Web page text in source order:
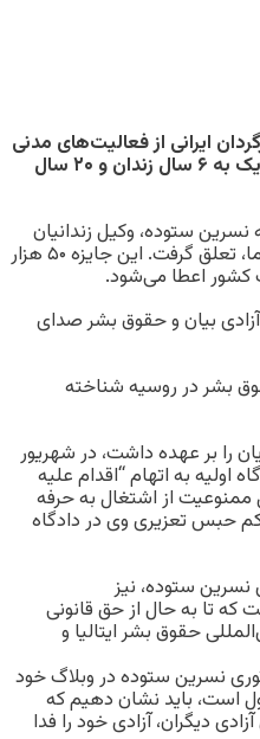
ایرانی از فعالیت‌های مدنی
و حقوق بشری آنها تجلیل کرد. نسرین ستوده و جعفر پناهی هر یک به ۶ سال زندان و ۲۰ سال
از دويچه وله، جایزه حقوق بشر اتحادیه اروپا در سال ۲۰۱۲ به نسرین ستوده، وکیل زندانیان
سیاسی و فعال حقوق کودکان و زنان، و جعفر پناهی، کارگردان سینما، تعلق گرفت. این جایزه ۵۰ هزار
کشور اعطا می‌شود.
بیان و حقوق بشر صدای
بشر در روسیه شناخته
را بر عهده داشت، در شهریور
اولیه به اتهام “اقدام علیه
“تبلیغ علیه نظام” به ۱۱ سال حبس تعزیری و ۲۰ سال ممنوعیت از اشتغال به حرفه
حکم حبس تعزیری وی در دادگاه
ستوده، و مهراوه خندان، دختر ۱۲ ساله‌ی نسرین ستوده، نیز
تا به حال از حق قانونی
حقوق بشر ایتالیا و
نسرین ستوده در وبلاگ خود
است، باید نشان دهیم که
دیگران، آزادی خود را فدا